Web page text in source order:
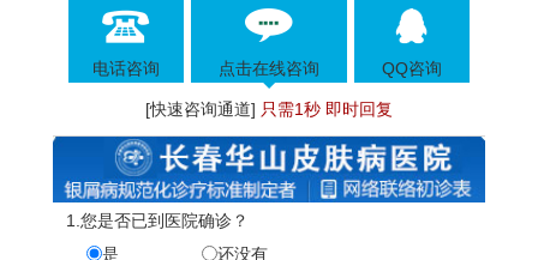
电话咨询 点击在线咨询 QQ咨询
[快速咨询通道] 只需1秒 即时回复
1.您是否已到医院确诊？
是
还没有